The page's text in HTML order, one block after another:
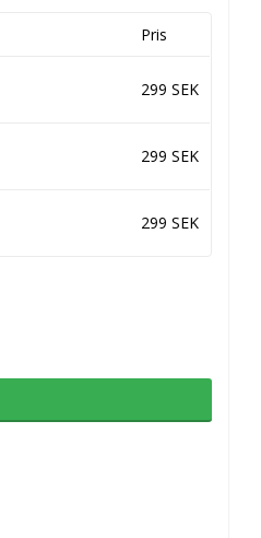
Pris
299 SEK
299 SEK
299 SEK